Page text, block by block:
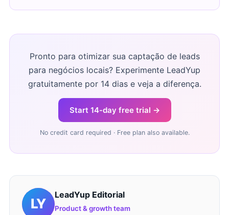
Pronto para otimizar sua captação de leads
para negócios locais? Experimente LeadYup
gratuitamente por 14 dias e veja a diferença.
Start 14-day free trial →
No credit card required · Free plan also available.
LeadYup Editorial
Product & growth team